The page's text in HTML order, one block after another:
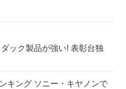
ック製品が強い! 表彰台独
キング ソニー・キヤノンで